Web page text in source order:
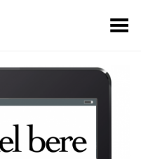
Toggle Menu